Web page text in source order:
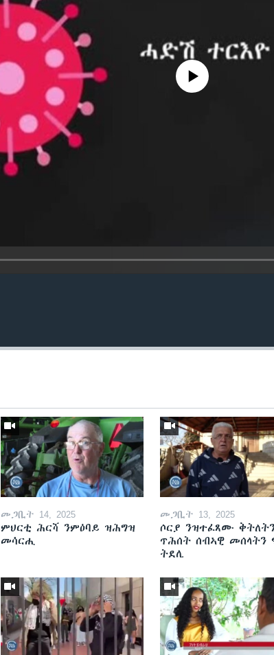
No media source currently
መጋቢት 14, 2025
ምህርቲ ሕርሻ ንምዕባይ ዝሕግዝ
መሳርሒ
መጋቢት 13, 2025
ሶርያ ንዝተፈጸሙ
ጥሕሰት ሰብኣዊ መሰላትን
ትደሊ